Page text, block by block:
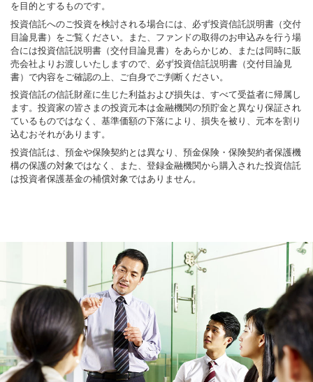
を目的とするものです。
投資信託へのご投資を検討される場合には、必ず投資信託説明書（交付
目論見書）をご覧ください。また、ファンドの取得のお申込みを行う場
合には投資信託説明書（交付目論見書）をあらかじめ、または同時に販
売会社よりお渡しいたしますので、必ず投資信託説明書（交付目論見
書）で内容をご確認の上、ご自身でご判断ください。
投資信託の信託財産に生じた利益および損失は、すべて受益者に帰属し
ます。投資家の皆さまの投資元本は金融機関の預貯金と異なり保証され
ているものではなく、基準価額の下落により、損失を被り、元本を割り
込むおそれがあります。
投資信託は、預金や保険契約とは異なり、預金保険・保険契約者保護機
構の保護の対象ではなく、また、登録金融機関から購入された投資信託
は投資者保護基金の補償対象ではありません。